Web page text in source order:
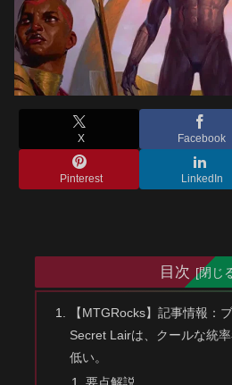
X Facebook
Pinterest LinkedIn
目次
【MTGRocks】記事情報：
Secret Lairは、クールな統
低い。